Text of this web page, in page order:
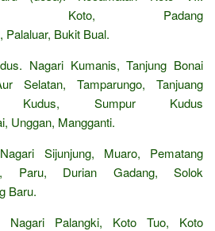
Koto, Padang
Palaluar, Bukit Bual.
Nagari Kumanis, Tanjung Bonai
Selatan, Tamparungo, Tanjuang
Kudus, Sumpur Kudus
Unggan, Mangganti.
Sijunjung, Muaro, Pematang
Paru, Durian Gadang, Solok
Baru.
Nagari Palangki, Koto Tuo, Koto